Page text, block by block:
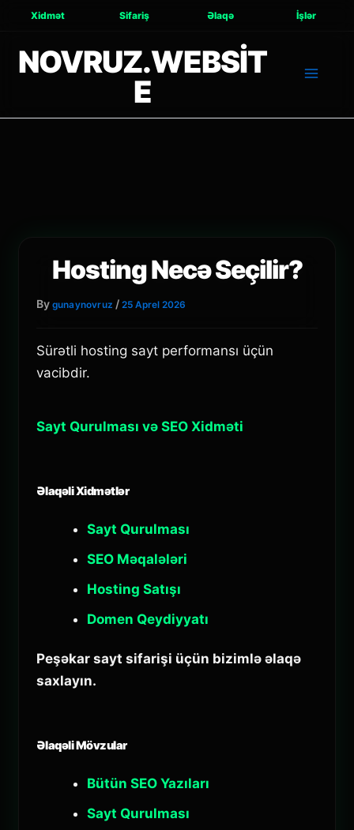
Xidmət Sifariş Əlaqə İşlər
NOVRUZ.WEBSIT
E
Hosting Necə Seçilir?
By gunaynovruz /25 Aprel 2026
Sürətli hosting sayt performansı üçün
vacibdir.
Sayt Qurulması və SEO Xidməti
Əlaqəli Xidmətlər
Sayt Qurulması
SEO Məqalələri
Hosting Satışı
Domen Qeydiyyatı
Peşəkar sayt sifarişi üçün bizimlə əlaqə
saxlayın.
Əlaqəli Mövzular
Bütün SEO Yazıları
Sayt Qurulması